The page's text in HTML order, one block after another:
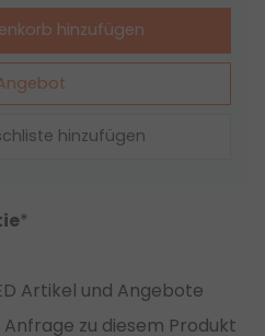
hinzufügen
hinzufügen
*
Artikel und Angebote
Anfrage zu diesem Produkt